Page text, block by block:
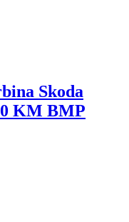
Skoda
KM BMP